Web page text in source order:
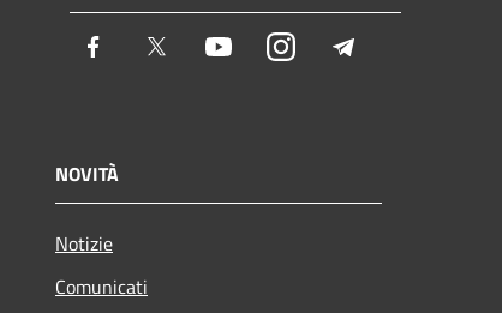
Facebook Twitter YoutubeInstagram
NOVITÀ
Notizie
Comunicati